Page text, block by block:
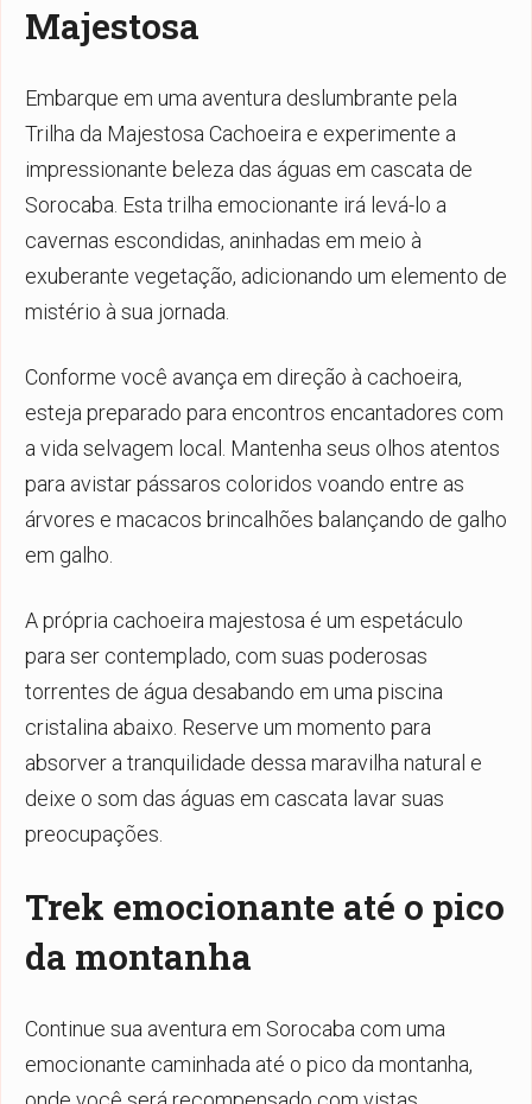
Majestosa
Embarque em uma aventura deslumbrante pela
Trilha da Majestosa Cachoeira e experimente a
impressionante beleza das águas em cascata de
Sorocaba. Esta trilha emocionante irá levá-lo a
cavernas escondidas, aninhadas em meio à
exuberante vegetação, adicionando um elemento de
mistério à sua jornada.
Conforme você avança em direção à cachoeira,
esteja preparado para encontros encantadores com
a vida selvagem local. Mantenha seus olhos atentos
para avistar pássaros coloridos voando entre as
árvores e macacos brincalhões balançando de galho
em galho.
A própria cachoeira majestosa é um espetáculo
para ser contemplado, com suas poderosas
torrentes de água desabando em uma piscina
cristalina abaixo. Reserve um momento para
absorver a tranquilidade dessa maravilha natural e
deixe o som das águas em cascata lavar suas
preocupações.
Trek emocionante até o pico
da montanha
Continue sua aventura em Sorocaba com uma
emocionante caminhada até o pico da montanha,